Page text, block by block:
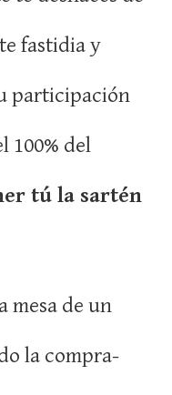
fastidia y
participación
100% del
tú la sartén
mesa de un
la compra-